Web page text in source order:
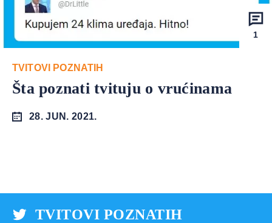
1
TVITOVI POZNATIH
Šta poznati tvituju o vrućinama
28. JUN. 2021.
TVITOVI POZNATIH